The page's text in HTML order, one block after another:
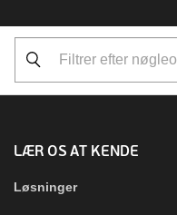
LÆR OS AT KENDE
Løsninger